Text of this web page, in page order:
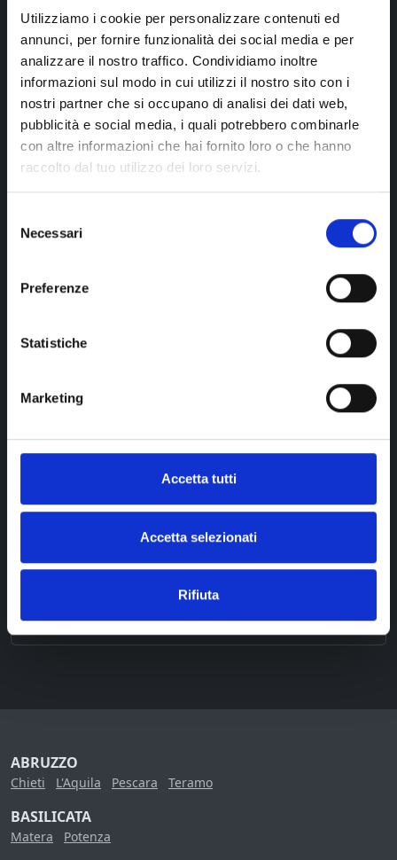
Utilizziamo i cookie per personalizzare contenuti ed
annunci, per fornire funzionalità dei social media e per
analizzare il nostro traffico. Condividiamo inoltre
informazioni sul modo in cui utilizzi il nostro sito con i
nostri partner che si occupano di analisi dei dati web,
pubblicità e social media, i quali potrebbero combinarle
con altre informazioni che hai fornito loro o che hanno
raccolto dal tuo utilizzo dei loro servizi.
delNecessari
Preferenze
Statistiche
Marketing
Accetta tutti
Accetta selezionati
Rifiuta
Hair Moda Di Fazio Antonella
Lamezia Terme
Santa Eufemia Lamezia
Santa Eufemia Lamezia
Santa Eufemia Lamezia
Mm Hair Style
ABRUZZO
Chieti L'Aquila Pescara Teramo
BASILICATA
Matera Potenza